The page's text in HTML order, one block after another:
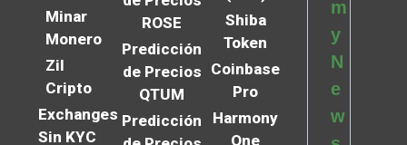
Minar
Monero
Zil
Cripto
Exchanges
Sin KYC
ROSE
Predicción
de Precios
QTUM
Predicción
Shiba
Token
Coinbase
Pro
Harmony
One
m
y
N
e
w